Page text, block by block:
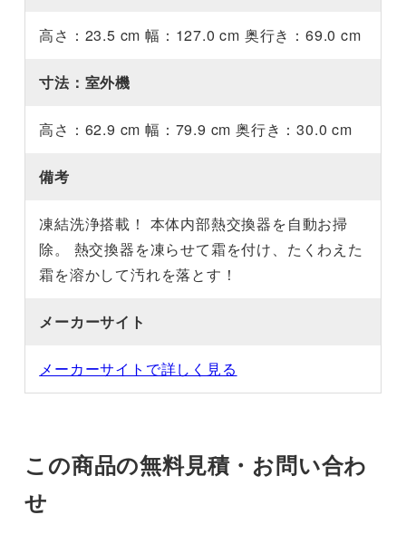
高さ：23.5 cm 幅：127.0 cm 奥行き：69.0 cm
寸法：室外機
高さ：62.9 cm 幅：79.9 cm 奥行き：30.0 cm
備考
凍結洗浄搭載！ 本体内部熱交換器を自動お掃
除。 熱交換器を凍らせて霜を付け、たくわえた
霜を溶かして汚れを落とす！
メーカーサイト
メーカーサイトで詳しく見る
この商品の無料見積・お問い合わ
せ